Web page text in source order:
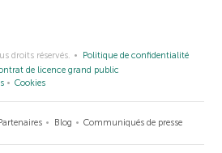
droits réservés.
Politique de confidentialité
de licence grand public
Cookies
Partenaires Blog Communiqués de presse